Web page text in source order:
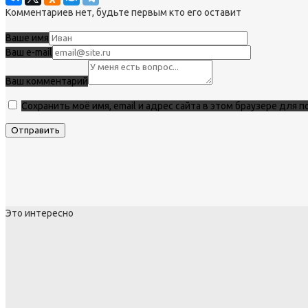
Комментариев нет, будьте первым кто его оставит
Ваше имя
Ваш e-mail
Ваш комментарий
Сохранить моё имя, email и адрес сайта в этом браузере
Это интересно